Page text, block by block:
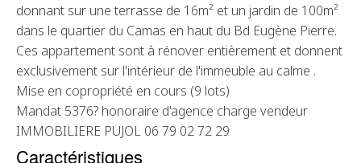
donnant sur une terrasse de 16m² et un jardin de 100m²
dans le quartier du Camas en haut du Bd Eugène Pierre.
Ces appartement sont à rénover entièrement et donnent
exclusivement sur l'intérieur de l'immeuble au calme .
Mise en copropriété en cours (9 lots)
Mandat 5376? honoraire d'agence charge vendeur
IMMOBILIERE PUJOL 06 79 02 72 29
Caractéristiques